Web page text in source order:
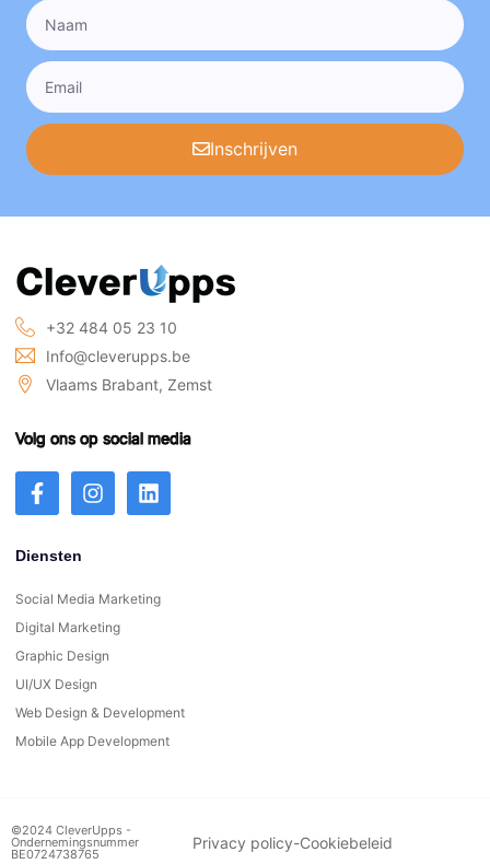
Inschrijven
+32 484 05 23 10
Info@cleverupps.be
Vlaams Brabant, Zemst
Volg ons op social media
Diensten
Social Media Marketing
Digital Marketing
Graphic Design
UI/UX Design
Web Design & Development
Mobile App Development
©2024 CleverUpps -
Ondernemingsnummer
BE0724738765
Privacy policy-Cookiebeleid